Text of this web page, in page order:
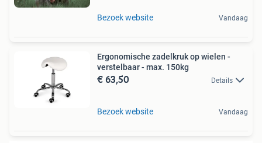
Bezoek website Vandaag
Ergonomische zadelkruk op wielen -
verstelbaar - max. 150kg
€ 63,50 Details
Bezoek website Vandaag